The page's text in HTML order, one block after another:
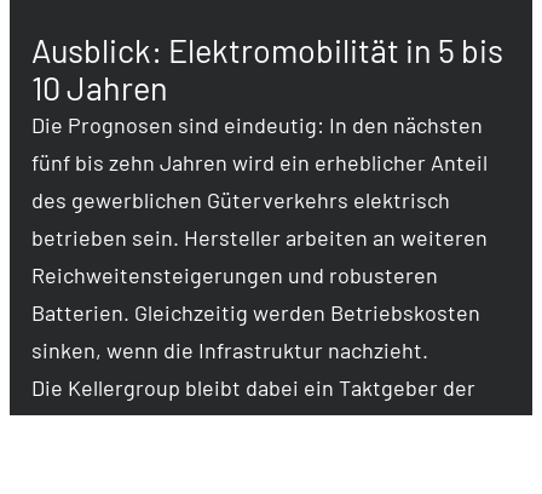
Ausblick: Elektromobilität in 5 bis
10 Jahren
Die Prognosen sind eindeutig: In den nächsten
fünf bis zehn Jahren wird ein erheblicher Anteil
des gewerblichen Güterverkehrs elektrisch
betrieben sein. Hersteller arbeiten an weiteren
Reichweitensteigerungen und robusteren
Batterien. Gleichzeitig werden Betriebskosten
sinken, wenn die Infrastruktur nachzieht.
Die Kellergroup bleibt dabei ein Taktgeber der